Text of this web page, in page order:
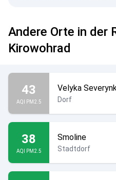
Andere Orte in der
Kirowohrad
43
AQI PM2.5
Velyka
Dorf
38
AQI PM2.5
Smoline
Stadtdorf